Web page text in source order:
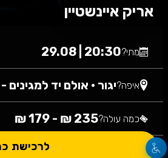
אריק איינשטיין
מתי?20:30 | 29.08
איפה?יגור • אולם יד למגינים -
כמה עולה?235 ₪ - 179 ₪
לרכישת